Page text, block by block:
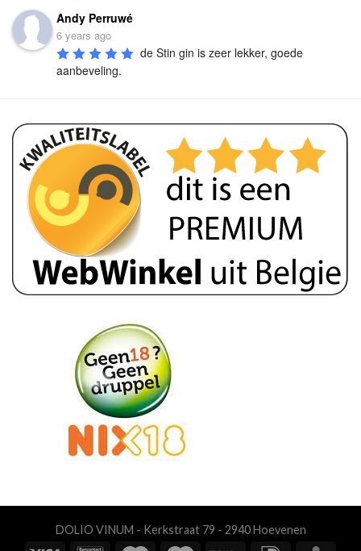
Andy Perruwé
6 years ago
de Stin gin is zeer lekker, goede
aanbeveling.
DOLIO VINUM - Kerkstraat 79 - 2940 Hoevenen